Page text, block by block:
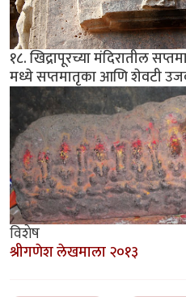
१८. खिद्रापूरच्या मंदिरातील
मध्ये सप्तमातृका आणि शेवटी
विशेष
श्रीगणेश लेखमाला २०१३